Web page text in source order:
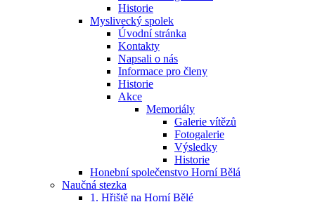
Historie
Myslivecký spolek
Úvodní stránka
Kontakty
Napsali o nás
Informace pro členy
Historie
Akce
Memoriály
Galerie vítězů
Fotogalerie
Výsledky
Historie
Honební společenstvo Horní Bělá
Naučná stezka
1. Hřiště na Horní Bělé